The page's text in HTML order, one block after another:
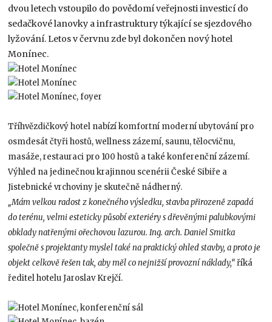
dvou letech vstoupilo do povědomí veřejnosti investicí do
sedačkové lanovky a infrastruktury týkající se sjezdového
lyžování. Letos v červnu zde byl dokončen nový hotel
Monínec.
Tříhvězdičkový hotel nabízí komfortní moderní ubytování pro
osmdesát čtyři hostů, wellness zázemí, saunu, tělocvičnu,
masáže, restauraci pro 100 hostů a také konferenční zázemí.
Výhled na jedinečnou krajinnou scenérii České Sibiře a
Jistebnické vrchoviny je skutečně nádherný.
„Mám velkou radost z konečného výsledku, stavba přirozeně zapadá
do terénu, velmi esteticky působí exteriéry s dřevěnými palubkovými
obklady natřenými ořechovou lazurou. Ing. arch. Daniel Smitka
společně s projektanty myslel také na praktický ohled stavby, a proto je
objekt celkově řešen tak, aby měl co nejnižší provozní náklady,“říká
ředitel hotelu Jaroslav Krejčí.